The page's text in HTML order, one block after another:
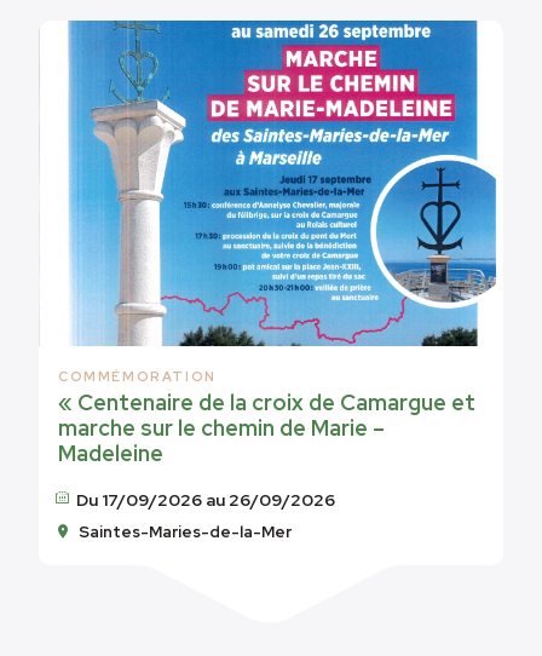
COMMÉMORATION
« Centenaire de la croix de Camargue et
marche sur le chemin de Marie –
Madeleine
Du 17/09/2026 au 26/09/2026
Saintes-Maries-de-la-Mer